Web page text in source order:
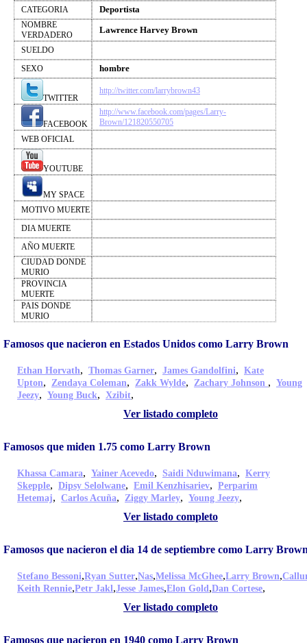
CATEGORIA Deportista
NOMBRE
VERDADERO
Lawrence Harvey Brown
SUELDO
SEXO
hombre
TWITTER
http://twitter.com/larrybrown43
FACEBOOK
http://www.facebook.com/pages/Larry-
Brown/121820550705
WEB OFICIAL
YOUTUBE
MY SPACE
MOTIVO MUERTE
DIA MUERTE
AÑO MUERTE
CIUDAD DONDE
MURIO
PROVINCIA
MUERTE
PAIS DONDE
MURIO
Famosos que nacieron en Estados Unidos como Larry Brown
Ethan Horvath, Thomas Garner, James Gandolfini, Kate
Upton, Zendaya Coleman, Zakk Wylde, Zachary Johnson , Young
Jeezy, Young Buck, Xzibit,
Ver listado completo
Famosos que miden 1.75 como Larry Brown
Khassa Camara, Yainer Acevedo, Saidi Nduwimana, Kerry
Skepple, Dipsy Selolwane, Emil Kenzhisariev, Perparim
Hetemaj, Carlos Acuña, Ziggy Marley, Young Jeezy,
Ver listado completo
Famosos que nacieron el dia 14 de septiembre como Larry
Stefano Bessoni,Ryan Sutter,Nas,Melissa McGhee,Larry Brown,
Keith Rennie,Petr Jakl,Jesse James,Elon Gold,Dan Cortese,
Ver listado completo
Famosos que nacieron en 1940 como Larry Brown